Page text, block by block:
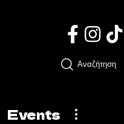
Αναζήτηση
Events